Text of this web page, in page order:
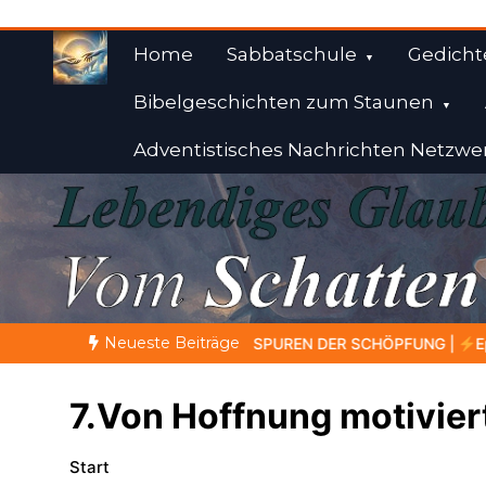
springen
Home Sabbatschule
Bibelgeschichten zum Staunen
Adventistisches Nachrichten
Weisheiten der
Himmelwärts
Neueste Beiträge
SCHÖPFUNG | Episode 2 – Entscheiden ohne Nachdenken
7.Von Hoffnung
Start